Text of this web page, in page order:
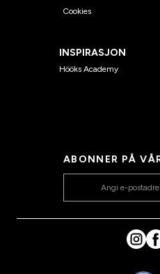
Cookies
INSPIRASJON
Hööks Academy
ABONNER PÅ